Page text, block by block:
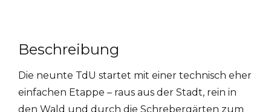
Beschreibung
Die neunte TdU startet mit einer technisch eher
einfachen Etappe – raus aus der Stadt, rein in
den Wald und durch die Schrebergärten zum